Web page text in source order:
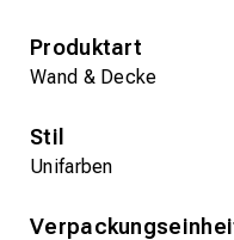
Produktart
Wand & Decke
Stil
Unifarben